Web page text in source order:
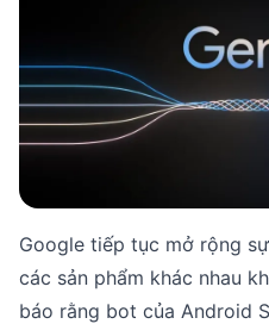
Google tiếp tục mở rộng
các sản phẩm khác nhau
báo rằng bot của Android